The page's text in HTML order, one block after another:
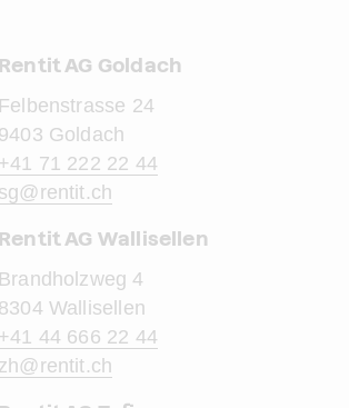
Rentit AG Goldach
Felbenstrasse 24
9403 Goldach
+41 71 222 22 44
sg@rentit.ch
Rentit AG Wallisellen
Brandholzweg 4
8304 Wallisellen
+41 44 666 22 44
zh@rentit.ch